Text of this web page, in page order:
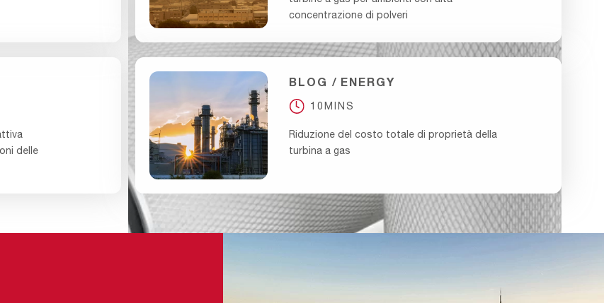
Cartridge
Filtration
System_F&B
2
concentrazione di polveri
delle
BLOG ENERGY
10MINS
Riduzione del costo totale di proprietà della
turbina a gas